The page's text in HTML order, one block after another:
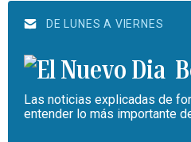
DE LUNES A VIERNES
Las noticias explicadas de
entender lo más importante